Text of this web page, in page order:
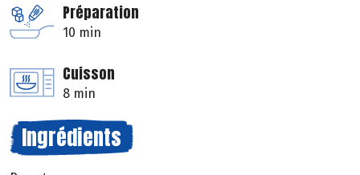
Préparation
10 min
Cuisson
8 min
Ingrédients